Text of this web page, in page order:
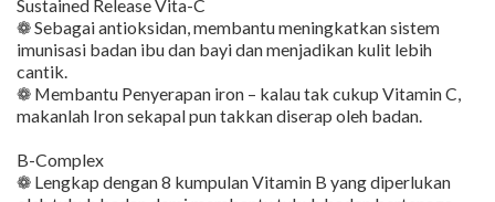
Sustained Release Vita-C
❁ Sebagai antioksidan, membantu meningkatkan sistem
imunisasi badan ibu dan bayi dan menjadikan kulit lebih
cantik.
❁ Membantu Penyerapan iron – kalau tak cukup Vitamin C,
makanlah Iron sekapal pun takkan diserap oleh badan.
B-Complex
❁ Lengkap dengan 8 kumpulan Vitamin B yang diperlukan